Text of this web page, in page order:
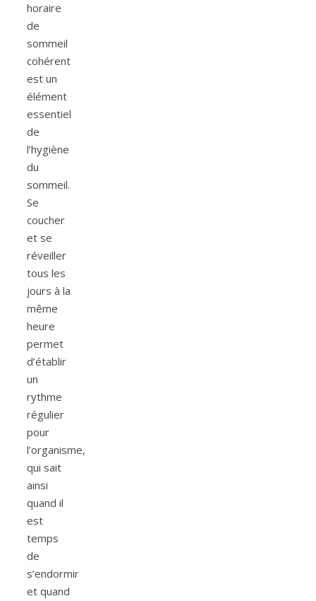
horaire
de
sommeil
cohérent
est un
élément
essentiel
de
l’hygiène
du
sommeil.
Se
coucher
et se
réveiller
tous les
jours à la
même
heure
permet
d’établir
un
rythme
régulier
pour
l’organisme,
qui sait
ainsi
quand il
est
temps
de
s’endormir
et quand